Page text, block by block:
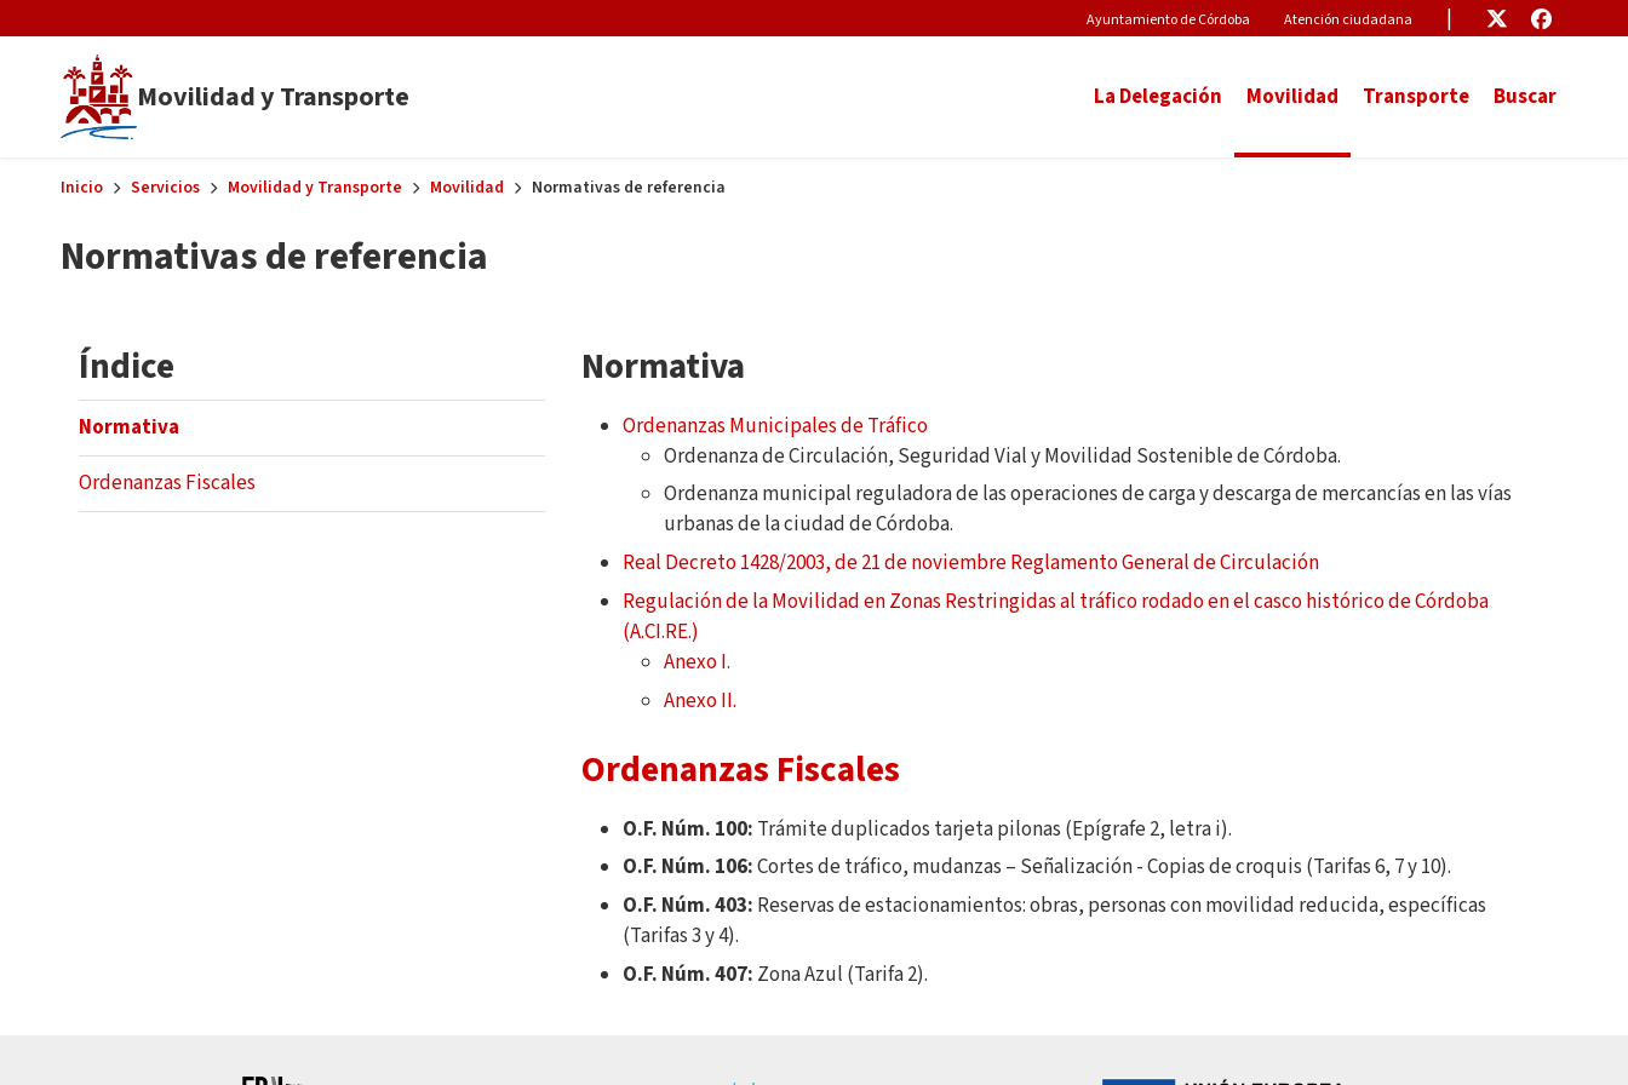
Pre-Header Microsite
Ayuntamiento de Córdoba Atención ciudadana EnlaceEnlace
Movilidad y Transporte La Delegación Movilidad Transporte Buscar
Inicio Servicios Movilidad y Transporte Movilidad Normativas de referencia
Normativas de referencia
Índice
Normativa
Ordenanzas Fiscales
Normativa
Ordenanzas Municipales de Tráfico
Ordenanza de Circulación, Seguridad Vial y Movilidad Sostenible de Córdoba.
Ordenanza municipal reguladora de las operaciones de carga y descarga de mercancías en las vías
urbanas de la ciudad de Córdoba.
Real Decreto 1428/2003, de 21 de noviembre Reglamento General de Circulación
Regulación de la Movilidad en Zonas Restringidas al tráfico rodado en el casco histórico de Córdoba
(A.CI.RE.)
Anexo I.
Anexo II.
Ordenanzas Fiscales
O.F. Núm. 100: Trámite duplicados tarjeta pilonas (Epígrafe 2, letra i).
O.F. Núm. 106:Cortes de tráfico, mudanzas – Señalización - Copias de croquis (Tarifas 6, 7 y 10).
O.F. Núm. 403: Reservas de estacionamientos: obras, personas con movilidad reducida, específicas
(Tarifas 3 y 4).
O.F. Núm. 407: Zona Azul (Tarifa 2).